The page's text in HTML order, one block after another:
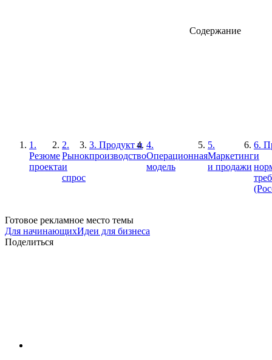
Содержание
1.
Резюме
проекта
2.
Рынок
и
спрос
3. Продукт и
производство
4.
Операционная
модель
5.
Маркетинг
и продажи
6.
и
Готовое рекламное место темы
Для начинающихИдеи для бизнеса
Поделиться